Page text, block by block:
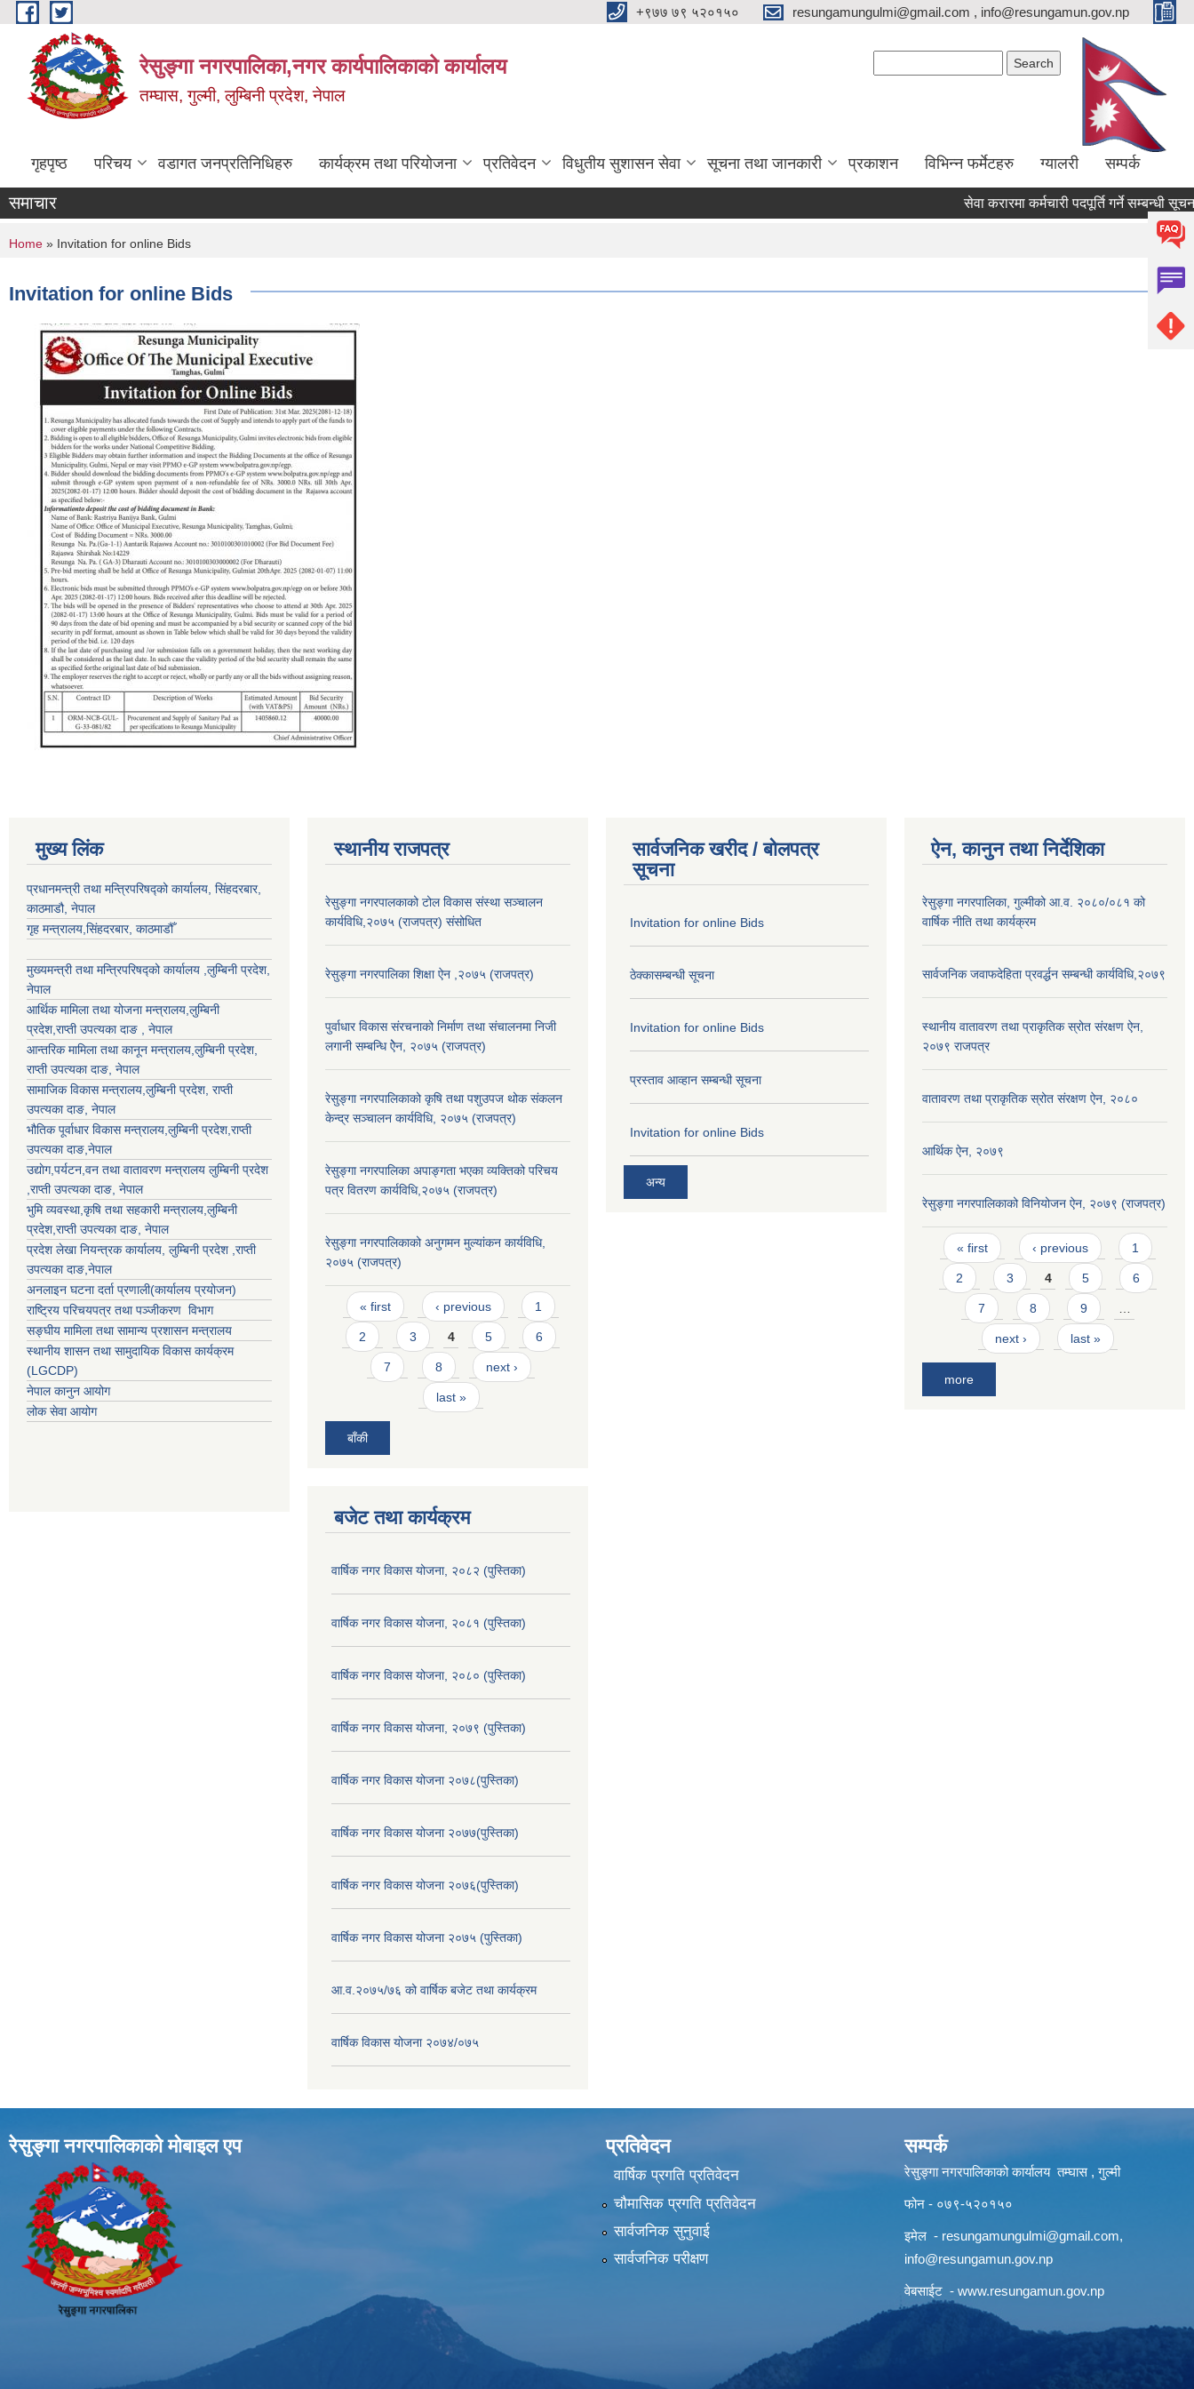
Skip to main content +९७७ ७९ ५२०१५० resungamungulmi@gmail.com , info@resungamun.gov.np
रेसुङ्गा नगरपालिका,नगर कार्यपालिकाको कार्यालय
तम्घास, गुल्मी, लुम्बिनी प्रदेश, नेपाल
गृहपृष्ठ परिचय वडागत जनप्रतिनिधिहरु कार्यक्रम तथा परियोजना प्रतिवेदन विधुतीय सुशासन सेवा सूचना तथा जानकारी प्रकाशन विभिन्न फर्मेटहरु ग्यालरी सम्पर्क
समाचार सेवा करारमा कर्मचारी पदपूर्ति गर्ने सम्बन्धी सूचना
You are here
Home » Invitation for online Bids
Invitation for online Bids
मुख्य लिंक
प्रधानमन्त्री तथा मन्त्रिपरिषद्को कार्यालय, सिंहदरबार,
काठमाडौ, नेपाल
गृह मन्त्रालय,सिंहदरबार, काठमाडौँ
मुख्यमन्त्री तथा मन्त्रिपरिषद्को कार्यालय ,लुम्बिनी प्रदेश,
नेपाल
आर्थिक मामिला तथा योजना मन्त्रालय, लुम्बिनी
प्रदेश ,राप्ती उपत्यका दाङ , नेपाल
आन्तरिक मामिला तथा कानून मन्त्रालय, लुम्बिनी प्रदेश
राप्ती उपत्यका दाङ , नेपाल
सामाजिक विकास मन्त्रालय, लुम्बिनी प्रदेश राप्ती
उपत्यका दाङ , नेपाल
भौतिक पूर्वाधार विकास मन्त्रालय, लुम्बिनी प्रदेश राप्ती
उपत्यका दाङ ,नेपाल
उद्याेग,पर्यटन,वन तथा वातावरण मन्त्रालय लुम्बिनी प्रदेश
राप्ती उपत्यका दाङ , नेपाल
भुमि व्यवस्था,कृषि तथा सहकारी मन्त्रालय, लुम्बिनी
प्रदेश राप्ती उपत्यका दाङ , नेपाल
प्रदेश लेखा नियन्त्रक कार्यालय, लुम्बिनी प्रदेश राप्ती
उपत्यका दाङ ,नेपाल
अनलाइन घटना दर्ता प्रणाली(कार्यालय प्रयोजन)
राष्ट्रिय परिचयपत्र तथा पञ्जीकरण विभाग
सङ्घीय मामिला तथा सामान्य प्रशासन मन्त्रालय
स्थानीय शासन तथा सामुदायिक विकास कार्यक्रम
(LGCDP)
नेपाल कानुन आयोग
लोक सेवा आयोग
स्थानीय राजपत्र
रेसुङ्गा नगरपालकाको टोल विकास संस्था सञ्चालन
कार्यविधि,२०७५ (राजपत्र) संसोधित
रेसुङ्गा नगरपालिका शिक्षा ऐन ,२०७५ (राजपत्र)
पुर्वाधार विकास संरचनाको निर्माण तथा स‌ंचालनमा निजी
लगानी सम्बन्धि ऐेन, २०७५ (राजपत्र)
रेसुङ्गा नगरपालिकाको कृषि तथा पशुउपज थोक संकलन
केन्द्र सञ्चालन कार्यविधि, २०७५ (राजपत्र)
रेसुङ्गा नगरपालिका अपाङ्गता भएका व्यक्तिको परिचय
पत्र वितरण कार्यविधि,२०७५ (राजपत्र)
रेसुङ्गा नगरपालिकाको अनुगमन मुल्यांकन कार्यविधि,
२०७५ (राजपत्र)
Pages
« first ‹ previous 1
2 3 4 5 6
7 8 next ›
last »
बाँकी
बजेट तथा कार्यक्रम
वार्षिक नगर विकास योजना, २०८२ (पुस्तिका)
वार्षिक नगर विकास योजना, २०८१ (पुस्तिका)
वार्षिक नगर विकास योजना, २०८० (पुस्तिका)
वार्षिक नगर विकास योजना, २०७९ (पुस्तिका)
वार्षिक नगर विकास योजना २०७८(पुस्तिका)
वार्षिक नगर विकास योजना २०७७(पुस्तिका)
वार्षिक नगर विकास योजना २०७६(पुस्तिका)
वार्षिक नगर विकास योजना २०७५ (पुस्तिका)
आ.व.२०७५/७६ को वार्षिक बजेट तथा कार्यक्रम
वार्षिक विकास योजना २०७४/०७५
सार्वजनिक खरीद / बोलपत्र
सूचना
Invitation for online Bids
ठेक्कासम्बन्धी सूचना
Invitation for online Bids
प्रस्ताव आव्हान सम्बन्धी सूचना
Invitation for online Bids
अन्य
ऐन, कानुन तथा निर्देशिका
रेसुङ्गा नगरपालिका, गुल्मीको आ.व. २०८०/०८१ को
वार्षिक नीति तथा कार्यक्रम
सार्वजनिक जवाफदेहिता प्रवर्द्धन सम्बन्धी कार्यविधि,२०७९
स्थानीय वातावरण तथा प्राकृतिक स्रोत संरक्षण ऐन,
२०७९ राजपत्र
वातावरण तथा प्राकृतिक स्रोत संरक्षण ऐन, २०८०
आर्थिक ऐन, २०७९
रेसुङ्गा नगरपालिकाको विनियोजन ऐन, २०७९ (राजपत्र)
Pages
« first ‹ previous 1
2 3 4 5 6
7 8 9
next › last »
more
रेसुङ्गा नगरपालिकाकाे माेबाइल एप प्रतिवेदन
वार्षिक प्रगति प्रतिवेदन
चौमासिक प्रगति प्रतिवेदन
सार्वजनिक सुनुवाई
सार्वजनिक परीक्षण
सम्पर्क
रेसुङ्गा नगरपालिकाको कार्यालय तम्घास , गुल्मी
फोन - ०७९-५२०१५०
इमेल - resungamungulmi@gmail.com,
info@resungamun.gov.np
वेबसाईट - www.resungamun.gov.np